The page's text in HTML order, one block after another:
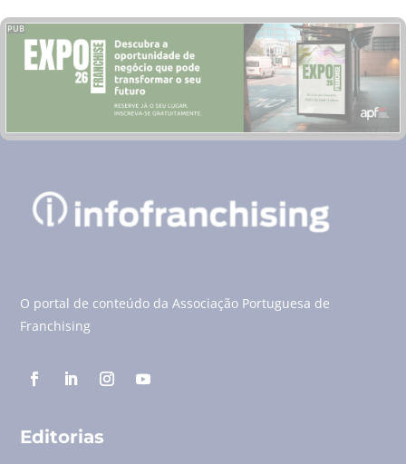
PUB
O portal de conteúdo da Associação Portuguesa de
Franchising
Editorias